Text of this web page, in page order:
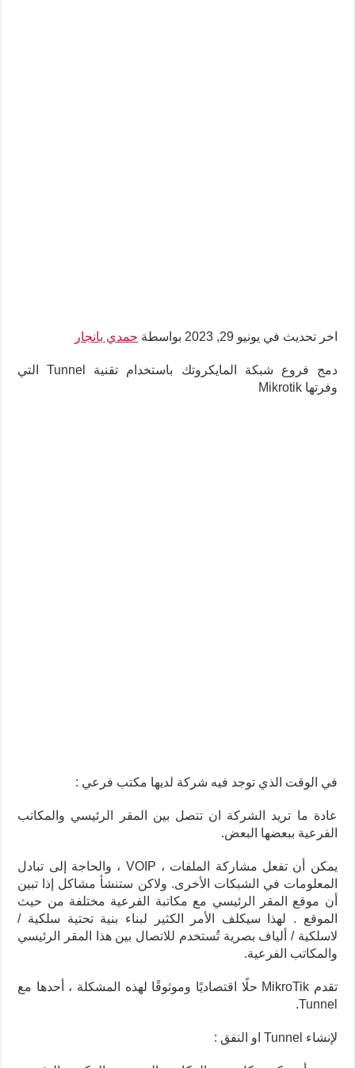
اخر تحديث في يونيو 29, 2023 بواسطة حمدي بانجار
دمج فروع شبكة المايكروتك باستخدام تقنية Tunnel التي
وفرتها Mikrotik
في الوقت الذي توجد فيه شركة لديها مكتب فرعي :
عادة ما تريد الشركة ان تتصل بين المقر الرئيسي والمكاتب
الفرعية ببعضها البعض.
يمكن أن تفعل مشاركة الملفات ، VOIP ، والحاجة إلى تبادل
المعلومات في الشبكات الأخرى. ولاكن ستنشأ مشاكل إذا تبين
أن موقع المقر الرئيسي مع مكاتبة الفرعية مختلفة من حيث
الموقع .لهذا سيكلف الأمر الكثير لبناء بنية تحتية سلكية /
لاسلكية / ألياف بصرية تُستخدم للاتصال بين هذا المقر الرئيسي
والمكاتب الفرعية.
تقدم MikroTik حلًا اقتصاديًا وموثوقًا لهذه المشكلة ، أحدها مع
Tunnel.
لإنشاء Tunnel او النفق :